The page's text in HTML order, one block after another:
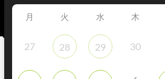
月 火 水 木
27 28 29 30